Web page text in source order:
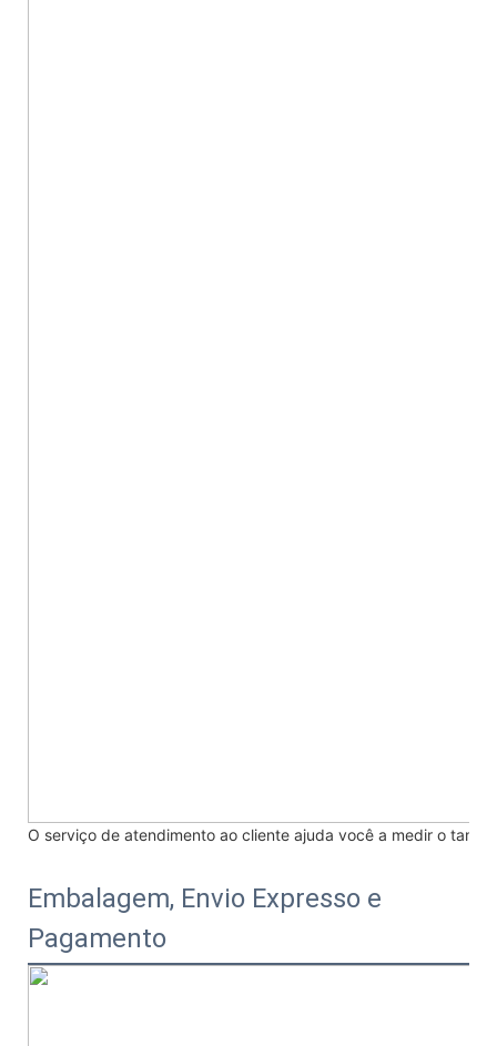
O serviço de atendimento ao cliente ajuda você a medir o
Embalagem, Envio Expresso e
Pagamento